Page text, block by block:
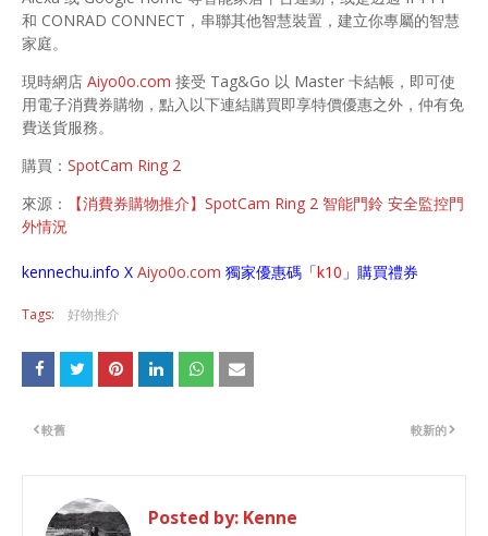
和 CONRAD CONNECT，串聯其他智慧裝置，建立你專屬的智慧
家庭。
現時網店 Aiyo0o.com 接受 Tag&Go 以 Master 卡結帳，即可使
用電子消費券購物，點入以下連結購買即享特價優惠之外，仲有免
費送貨服務。
購買： SpotCam Ring 2
來源：
【消費券購物推介】SpotCam Ring 2 智能門鈴 安全監控門
外情況
kennechu.info X Aiyo0o.com 獨家優惠碼「k10 」購買禮券
Tags: 好物推介
較新的
較舊
Posted by: Kenne